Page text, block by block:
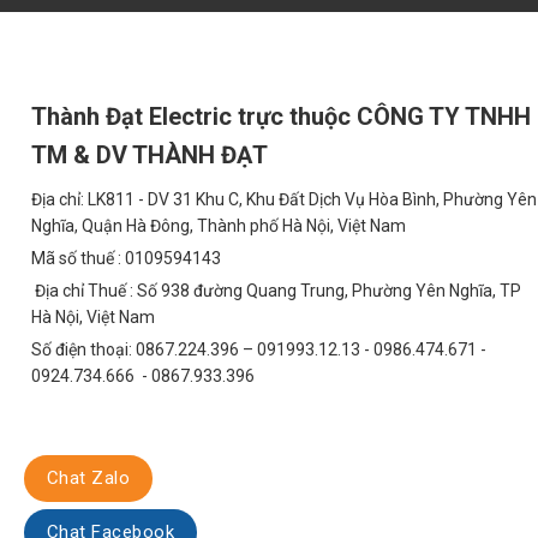
thống điện khỏi các tác động tiêu cực.
So Sánh Kinh Tế: Đầu Tư Thông Minh, Tiết
So với các loại đèn truyền thống, đèn pha cẩu tháp 800W TDL-
phí tiền điện và bảo trì sau 5 năm:
Chi Phí Tiền Điện
Với công suất 800W và hiệu suất chiếu sáng cao, đèn LED tiêu
sử thời gian sử dụng trung bình là 12 giờ/ngày, giá điện là 2000
60-70% so với đèn truyền thống.
Chi Phí Bảo Trì
Tuổi thọ của đèn LED lên đến 50,000 giờ, cao hơn nhiều so với
nhân công và thời gian ngừng hoạt động. Trong vòng 5 năm, bạn
Tổng chi phí sở hữu (TCO) của đèn LED, bao gồm chi phí mua
truyền thống. Đây là một khoản đầu tư thông minh, mang lại lợi
Thành Đạt Electric trực thuộc CÔNG TY TNHH
TM & DV THÀNH ĐẠT
Địa chỉ: LK811 - DV 31 Khu C, Khu Đất Dịch Vụ Hòa Bình, Phường Yên
Nghĩa, Quận Hà Đông, Thành phố Hà Nội, Việt Nam
Mã số thuế : 0109594143
Địa chỉ Thuế : Số 938 đường Quang Trung, Phường Yên Nghĩa, TP
Hà Nội, Việt Nam
Số điện thoại: 0867.224.396 – 091993.12.13 - 0986.474.671 -
0924.734.666 - 0867.933.396
Chat Zalo
Chat Facebook